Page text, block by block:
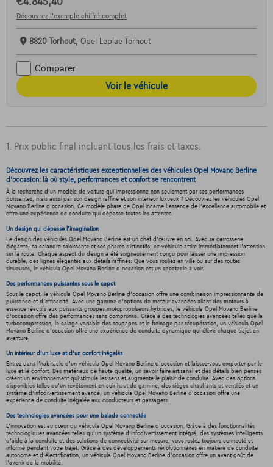
Découvrez l’exemple chiffré complet
8820 Torhout, Opel Leplae Torhout
Comparer
Voir le véhicule
1. Prix public final incluant tous les frais et taxes.
Découvrez les caractéristiques exceptionnelles des véhicules Opel Movano Berline
d'occasion: là où style, performances et confort se rencontrent
À la recherche d'un modèle de voiture qui impressionne non seulement par ses performances
puissantes, mais aussi par son design raffiné et son intérieur luxueux ? Découvrez les véhicules Opel
Movano Berline d'occasion. Ce modèle phare de Opel incarne l'essence de l'excellence automobile et
offre une expérience de conduite qui dépasse toutes les attentes.
Un design qui dépasse l'imagination
Le design des véhicules Opel Movano Berline est un chef-d'œuvre en soi. Avec sa carrosserie
élégante, sa calandre saisissante et ses phares distinctifs, ce véhicule attire immédiatement l'attention
sur la route. Chaque aspect du design a été soigneusement conçu pour laisser une impression
durable, des lignes élégantes aux détails raffinés. Que vous rouliez en ville ou sur des routes
sinueuses, le véhicula Opel Movano Berline d'occasion est un spectacle à voir.
Des performances puissantes sous le capot
Sous le capot, le véhicula Opel Movano Berline d'occasion offre une combinaison impressionnante de
puissance et d'efficacité. Avec une gamme d'options de moteur avancées allant des moteurs à
essence réactifs aux puissants groupes motopropulseurs hybrides, le véhicula Opel Movano Berline
d'occasion offre des performances sans compromis. Grâce à des technologies avancées telles que la
turbocompression, le calage variable des soupapes et le freinage par récupération, un véhicula Opel
Movano Berline d'occasion offre une expérience de conduite dynamique qui élève chaque trajet en
aventure.
Un intérieur d’un luxe et d’un confort inégalés
Entrez dans l'habitacle d'un véhicula Opel Movano Berline d'occasion et laissez-vous emporter par le
luxe et le confort. Des matériaux de haute qualité, un savoir-faire artisanal et des détails bien pensés
créent un environnement qui stimule les sens et augmente le plaisir de conduire. Avec des options
disponibles telles qu'un revêtement en cuir haut de gamme, des sièges chauffants et ventilés et un
système d'infodivertissement avancé, un véhicula Opel Movano Berline d'occasion offre une
expérience de conduite inégalée aux conducteurs et passagers.
Des technologies avancées pour une balade connectée
L'innovation est au cœur du véhicula Opel Movano Berline d'occasion. Grâce à des fonctionnalités
technologiques avancées telles qu'un système d'infodivertissement intégré, des systèmes intelligents
d'aide à la conduite et des solutions de connectivité sur mesure, vous restez toujours connecté et
informé pendant votre trajet. Grâce à des développements révolutionnaires en matière de conduite
autonome et d'électrification, un véhicula Opel Movano Berline d'occasion offre un avant-goût de
l'avenir de la mobilité.